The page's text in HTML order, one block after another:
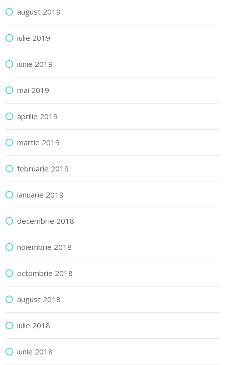
august 2019
iulie 2019
iunie 2019
mai 2019
aprilie 2019
martie 2019
februarie 2019
ianuarie 2019
decembrie 2018
noiembrie 2018
octombrie 2018
august 2018
iulie 2018
iunie 2018